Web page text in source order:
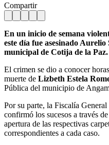
Compartir
En un inicio de semana
este día fue asesinado
municipal de Cotija de la Paz.
El crimen se dio a conocer
muerte de Lizbeth Estela
Pública del municipio de
Por su parte, la Fiscalía
confirmó los sucesos a través
apertura de las respectivas
correspondientes a cada caso.